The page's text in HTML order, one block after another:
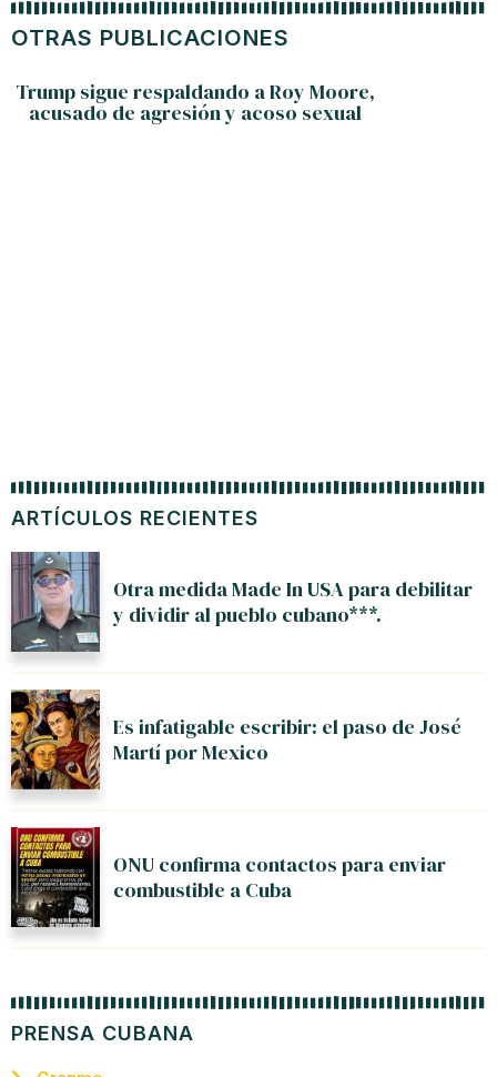
ARTÍCULOS RECIENTES
Otra medida Made In USA para debilitar
y dividir al pueblo cubano***.
Es infatigable escribir: el paso de José
Martí por Mexico
ONU confirma contactos para enviar
combustible a Cuba
PRENSA CUBANA
OTRAS PUBLICACIONES
Trump sigue respaldando a Roy Moore,
acusado de agresión y acoso sexual